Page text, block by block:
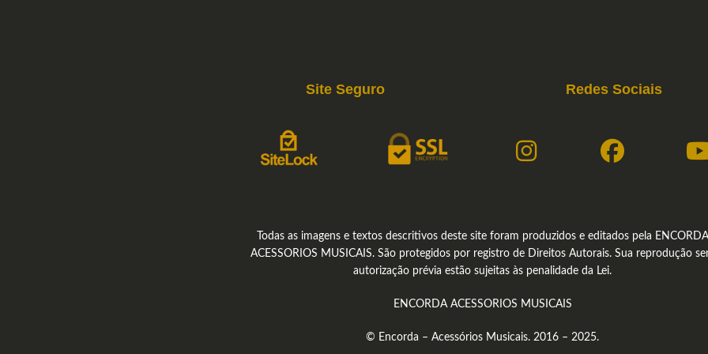
Site Seguro Redes Sociais
Todas as imagens e textos descritivos deste site foram produzidos e editados pela ENCORDA
ACESSORIOS MUSICAIS. São protegidos por registro de Direitos Autorais. Sua reprodução
autorização prévia estão sujeitas às penalidade da Lei.
ENCORDA ACESSORIOS MUSICAIS
© Encorda – Acessórios Musicais. 2016 – 2025.